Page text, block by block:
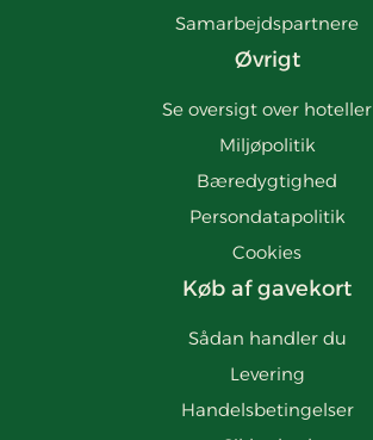
Samarbejdspartnere
Øvrigt
Se oversigt over hoteller
Miljøpolitik
Bæredygtighed
Persondatapolitik
Cookies
Køb af gavekort
Sådan handler du
Levering
Handelsbetingelser